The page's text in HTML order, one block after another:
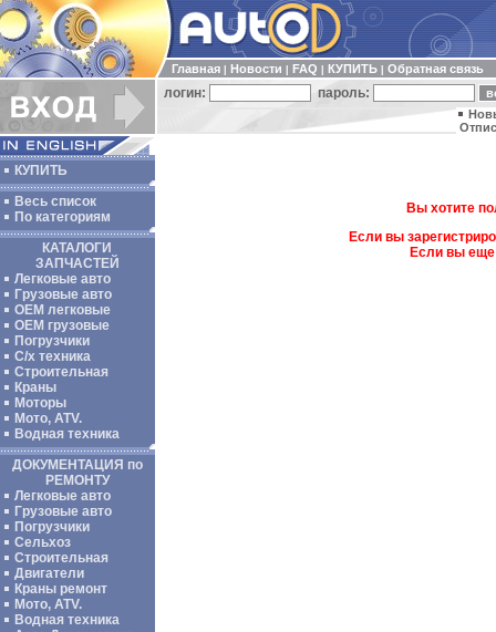
Главная Новости FAQ КУПИТЬ Обратная связь
логин: пароль:
КУПИТЬ
Весь список
По категориям
КАТАЛОГИ
ЗАПЧАСТЕЙ
Легковые авто
Грузовые авто
ОЕМ легковые
OEM грузовые
Погрузчики
С/х техника
Строительная
Краны
Моторы
Мото, ATV.
Водная техника
ДОКУМЕНТАЦИЯ по
РЕМОНТУ
Легковые авто
Грузовые авто
Погрузчики
Сельхоз
Строительная
Двигатели
Краны ремонт
Мото, ATV.
Водная техника
Вы хотите
Если вы
Если вы еще